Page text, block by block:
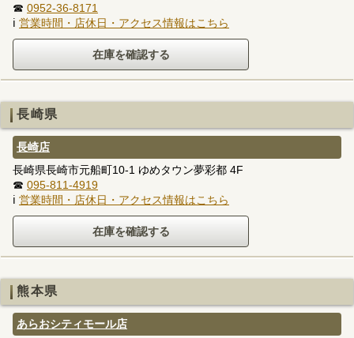
☎ 0952-36-8171
ℹ 営業時間・店休日・アクセス情報はこちら
長崎県
長崎店
長崎県長崎市元船町10-1 ゆめタウン夢彩都 4F
☎ 095-811-4919
ℹ 営業時間・店休日・アクセス情報はこちら
熊本県
あらおシティモール店